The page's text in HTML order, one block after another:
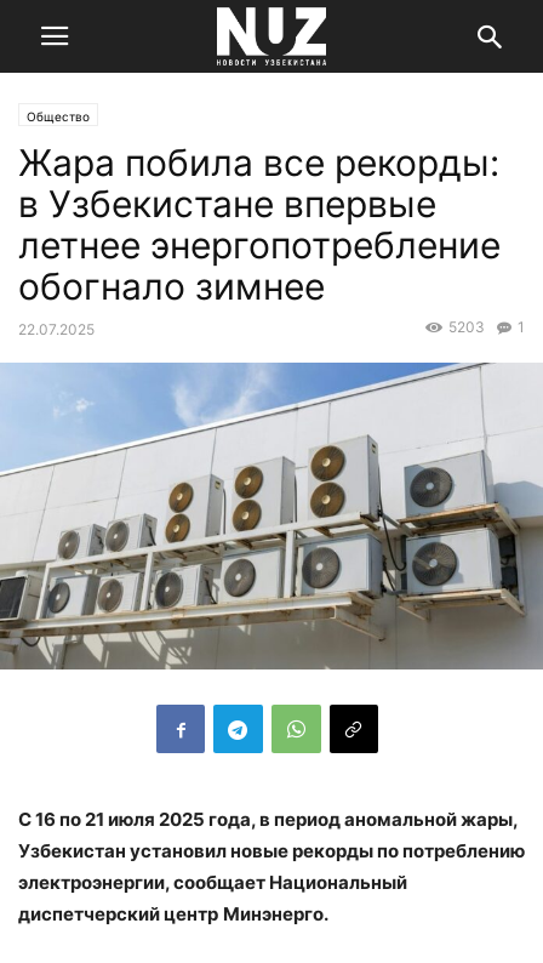
Общество
Жара побила все рекорды:
в Узбекистане впервые
летнее энергопотребление
обогнало зимнее
22.07.2025 1
5203
С 16 по 21 июля 2025 года, в период аномальной жары,
Узбекистан установил новые рекорды по потреблению
электроэнергии, сообщает Национальный
диспетчерский центр Минэнерго.